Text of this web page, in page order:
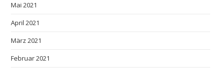
Mai 2021
April 2021
März 2021
Februar 2021